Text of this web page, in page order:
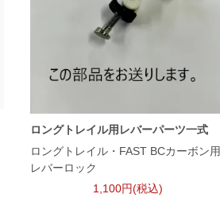
ロングトレイル用レバーパーツ一式
ロングトレイル・FAST BCカーボン用
レバーロック
1,100円(税込)